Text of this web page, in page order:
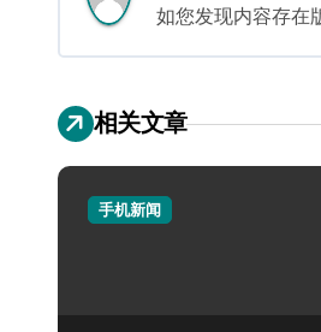
如您发现内容存在
相关文章
手机新闻